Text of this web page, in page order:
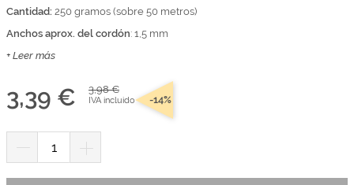
Somos Kimidori
Cantidad: 250 gramos (sobre 50 metros)
Anchos aprox. del cordón: 1,5 mm
+ Leer más
3,39 € 3,98 €
IVA incluido -14%